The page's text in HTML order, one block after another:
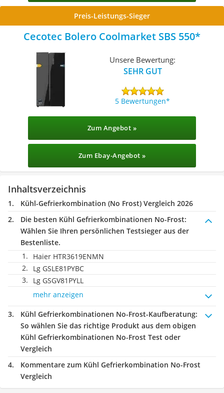
Preis-Leistungs-Sieger
Cecotec Bolero Coolmarket SBS 550
Unsere Bewertung:
SEHR GUT
5 Bewertungen
Zum Angebot »
Zum Ebay-Angebot »
Inhaltsverzeichnis
Kühl-Gefrierkombination (No Frost) Vergleich 2026
Die besten Kühl Gefrierkombinationen No-Frost:
Wählen Sie Ihren persönlichen Testsieger aus der
Bestenliste.
Haier HTR3619ENMN
Lg GSLE81PYBC
Lg GSGV81PYLL
mehr anzeigen
Kühl Gefrierkombinationen No-Frost-Kaufberatung:
So wählen Sie das richtige Produkt aus dem obigen
Kühl Gefrierkombinationen No-Frost Test oder
Vergleich
Kommentare zum Kühl Gefrierkombination No-Frost
Vergleich